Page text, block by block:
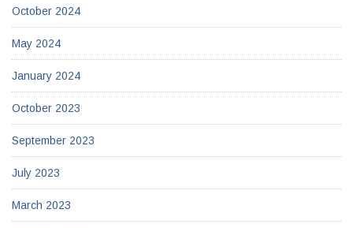
October 2024
May 2024
January 2024
October 2023
September 2023
July 2023
March 2023